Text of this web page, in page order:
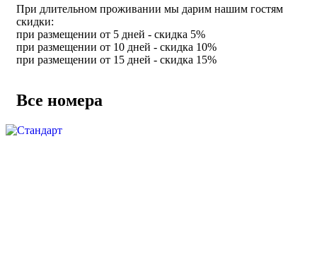
При длительном проживании мы дарим нашим гостям
скидки:
при размещении от 5 дней - скидка 5%
при размещении от 10 дней - скидка 10%
при размещении от 15 дней - скидка 15%
Все номера